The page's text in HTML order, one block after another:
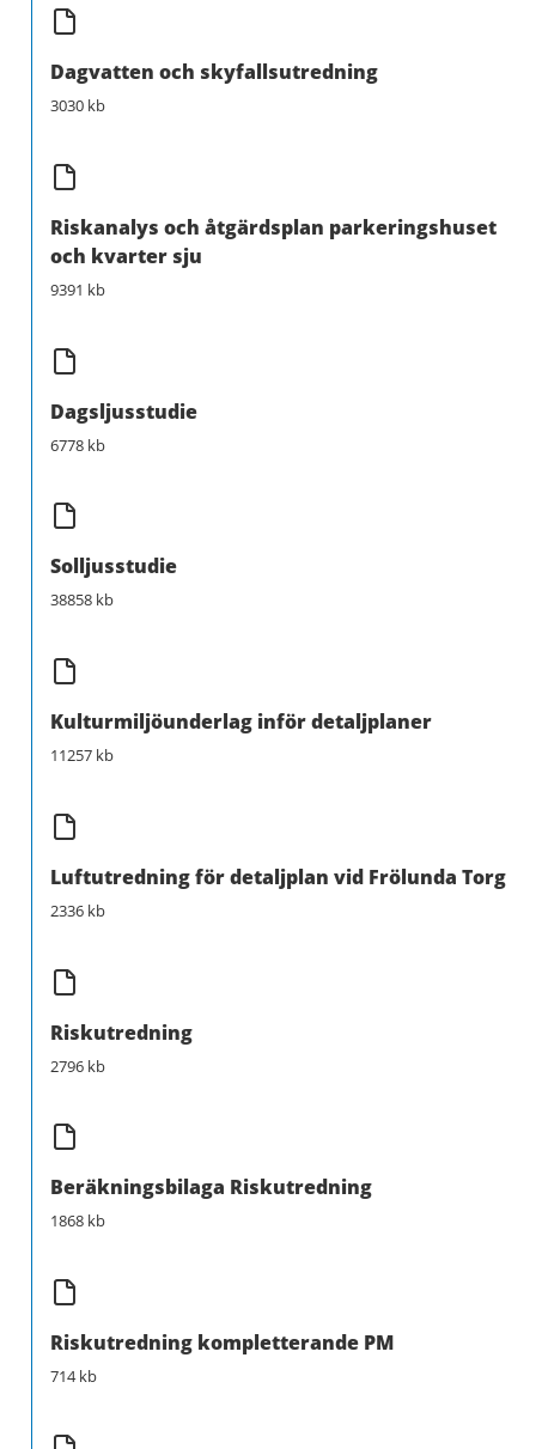
Dagvatten och skyfallsutredning
3030 kb
Riskanalys och åtgärdsplan parkeringshuset
och kvarter sju
9391 kb
Dagsljusstudie
6778 kb
Solljusstudie
38858 kb
Kulturmiljöunderlag inför detaljplaner
11257 kb
Luftutredning för detaljplan vid Frölunda Torg
2336 kb
Riskutredning
2796 kb
Beräkningsbilaga Riskutredning
1868 kb
Riskutredning kompletterande PM
714 kb